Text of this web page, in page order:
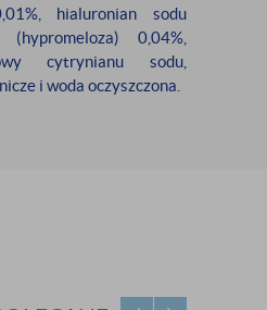
hialuronian sodu
0,04%,
cytrynianu sodu,
i woda oczyszczona.